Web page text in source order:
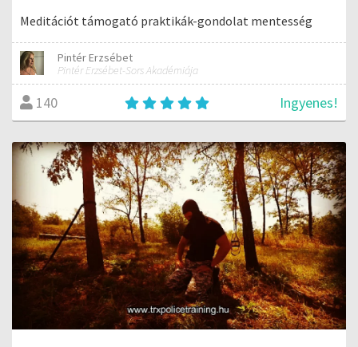
Meditációt támogató praktikák-gondolat mentesség
Pintér Erzsébet
Pintér Erzsébet-Sors Akadémiája
140 Ingyenes!